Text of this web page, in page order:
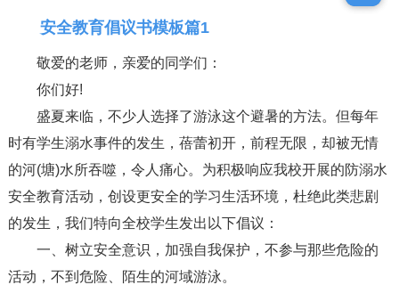
安全教育倡议书模板篇1
敬爱的老师，亲爱的同学们：
你们好!
盛夏来临，不少人选择了游泳这个避暑的方法。但每年
时有学生溺水事件的发生，蓓蕾初开，前程无限，却被无情
的河(塘)水所吞噬，令人痛心。为积极响应我校开展的防溺水
安全教育活动，创设更安全的学习生活环境，杜绝此类悲剧
的发生，我们特向全校学生发出以下倡议：
一、树立安全意识，加强自我保护，不参与那些危险的
活动，不到危险、陌生的河域游泳。